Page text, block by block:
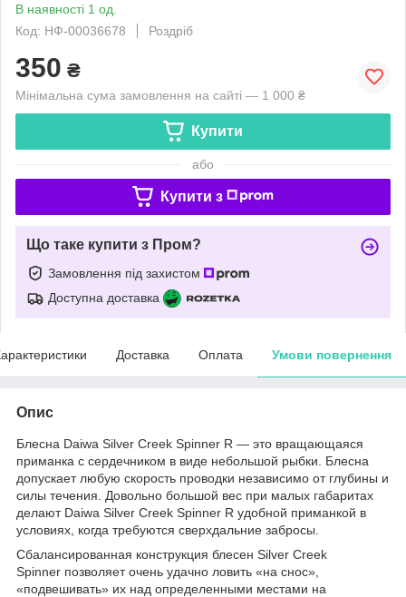
В наявності 1 од.
Код: НФ-00036678
Роздріб
350 ₴
Мінімальна сума замовлення на сайті — 1 000 ₴
Купити
або
Купити з
Що таке купити з Пром?
Замовлення під захистом
Доступна доставка
Доставка Оплата Умови повернення
Опис
Блесна Daiwa Silver Creek Spinner R — это вращающаяся
приманка с сердечником в виде небольшой рыбки. Блесна
допускает любую скорость проводки независимо от глубины и
силы течения. Довольно большой вес при малых габаритах
делают Daiwa Silver Creek Spinner R удобной приманкой в
условиях, когда требуются сверхдальние забросы.
Сбалансированная конструкция блесен Silver Creek
Spinner позволяет очень удачно ловить «на снос»,
«подвешивать» их над определенными местами на